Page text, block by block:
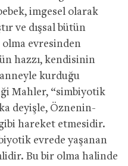
imgesel olarak
ve dışsal bütün
evresinden
hazzı, kendisinin
kurduğu
Mahler, “simbiyotik
deyişle, Öznenin-
hareket etmesidir.
evrede yaşanan
Bu bir olma halinde